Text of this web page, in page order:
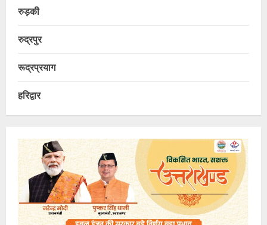
रुड़की
रुद्रपुर
रूद्रप्रयाग
हरिद्वार